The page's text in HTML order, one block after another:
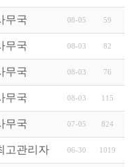
전과정(신규.재강습) 교육
무국 08-05 59
과정 교육(신규. 재강습)
무국 08-03 82
정(신규. 재강습) 교육 성
무국 08-03 76
단동 해외여행상품 개발 팸
무국 08-03 115
규/재강습) 안내
무국 07-05 824
발기금 융자 시행 안내
고관리자 06-30 1019